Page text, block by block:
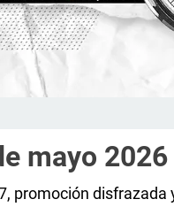
mayo 2026
promoción disfrazada